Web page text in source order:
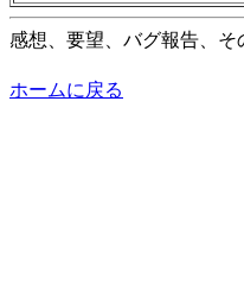
感想、要望、バグ報告、
ホームに戻る